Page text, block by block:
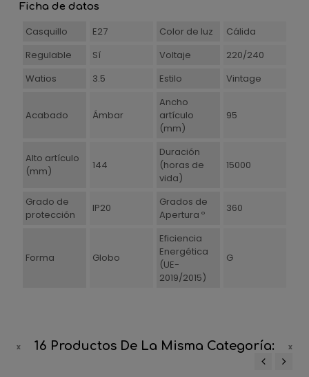
Ficha de datos
Casquillo E27 Color de luz
Cálida
Regulable
Sí Voltaje
220/240
Watios
3.5 Estilo Vintage
Acabado Ámbar
Ancho
artículo
(mm)
95
Alto artículo
(mm)
144
Duración
(horas de
vida)
15000
Grado de
protección
IP20
Grados de
Apertura º
360
Forma Globo
Eficiencia
Energética
(UE-
2019/2015)
G
16 Productos De La Misma Categoría: